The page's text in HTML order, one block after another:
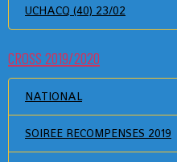
UCHACQ (40) 23/02
CROSS 2019/2020
NATIONAL
SOIREE RECOMPENSES 2019